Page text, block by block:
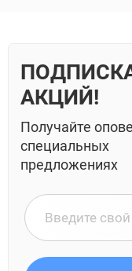
АКЦИЙ!
Получайте
специальных
предложениях